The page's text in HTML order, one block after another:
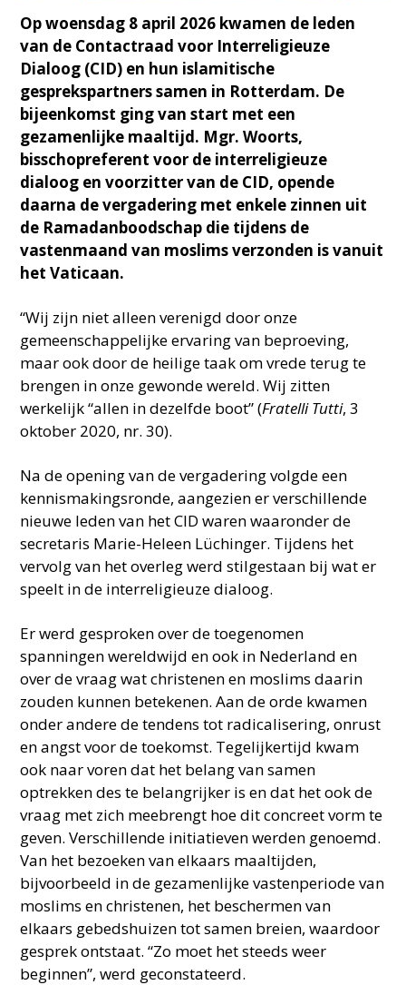
Op woensdag 8 april 2026 kwamen de leden
van de Contactraad voor Interreligieuze
Dialoog (CID) en hun islamitische
gesprekspartners samen in Rotterdam. De
bijeenkomst ging van start met een
gezamenlijke maaltijd. Mgr. Woorts,
bisschopreferent voor de interreligieuze
dialoog en voorzitter van de CID, opende
daarna de vergadering met enkele zinnen uit
de Ramadanboodschap die tijdens de
vastenmaand van moslims verzonden is vanuit
het Vaticaan.
“Wij zijn niet alleen verenigd door onze
gemeenschappelijke ervaring van beproeving,
maar ook door de heilige taak om vrede terug te
brengen in onze gewonde wereld. Wij zitten
werkelijk “allen in dezelfde boot” (Fratelli Tutti, 3
oktober 2020, nr. 30).
Na de opening van de vergadering volgde een
kennismakingsronde, aangezien er verschillende
nieuwe leden van het CID waren waaronder de
secretaris Marie-Heleen Lüchinger. Tijdens het
vervolg van het overleg werd stilgestaan bij wat er
speelt in de interreligieuze dialoog.
Er werd gesproken over de toegenomen
spanningen wereldwijd en ook in Nederland en
over de vraag wat christenen en moslims daarin
zouden kunnen betekenen. Aan de orde kwamen
onder andere de tendens tot radicalisering, onrust
en angst voor de toekomst. Tegelijkertijd kwam
ook naar voren dat het belang van samen
optrekken des te belangrijker is en dat het ook de
vraag met zich meebrengt hoe dit concreet vorm te
geven. Verschillende initiatieven werden genoemd.
Van het bezoeken van elkaars maaltijden,
bijvoorbeeld in de gezamenlijke vastenperiode van
moslims en christenen, het beschermen van
elkaars gebedshuizen tot samen breien, waardoor
gesprek ontstaat. “Zo moet het steeds weer
beginnen”, werd geconstateerd.